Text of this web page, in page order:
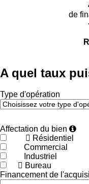
de
A quel taux
Type d'opération
Affectation du bien
Résidentiel
Commercial
Industriel
Bureau
Financement de